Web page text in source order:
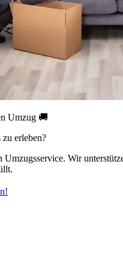
Umzug 🚚
erleben?
Umzugsservice. Wir